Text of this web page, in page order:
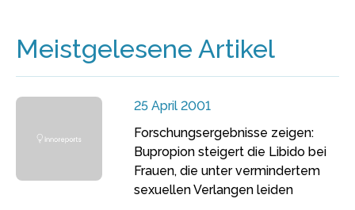
Meistgelesene Artikel
25 April 2001
Forschungsergebnisse zeigen:
Bupropion steigert die Libido bei
Frauen, die unter vermindertem
sexuellen Verlangen leiden